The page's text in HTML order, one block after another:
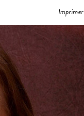
Imprimer